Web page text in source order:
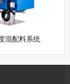
混配料系统